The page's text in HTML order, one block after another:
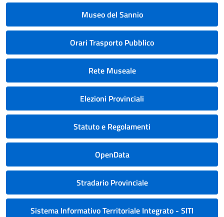
Museo del Sannio
Orari Trasporto Pubblico
Rete Museale
Elezioni Provinciali
Statuto e Regolamenti
OpenData
Stradario Provinciale
Sistema Informativo Territoriale Integrato - SITI